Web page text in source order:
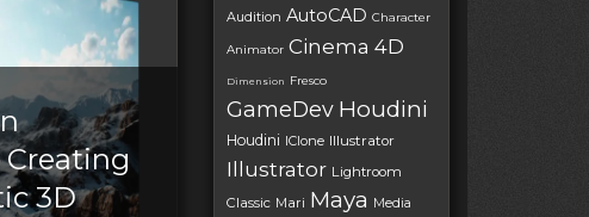
Creating
3D
Audition AutoCAD Character
Animator Cinema 4D
Dimension Fresco
GameDev Houdini
Houdini IClone Illustrator
Illustrator Lightroom
Classic Mari Maya
Media